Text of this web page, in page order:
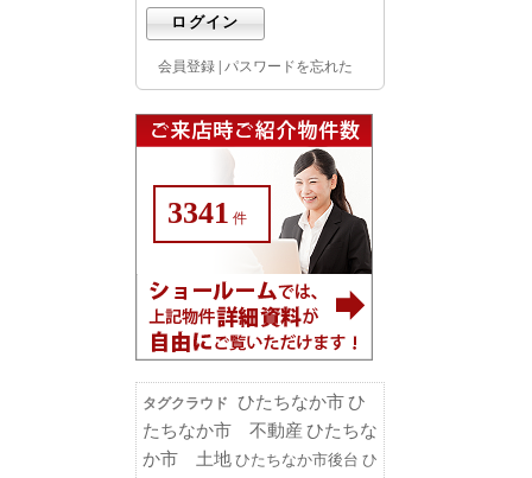
会員登録 パスワードを忘れた
3341 件
タグクラウド ひたちなか市ひ
たちなか市 不動産 ひたちな
か市 土地 ひたちなか市後台 ひ